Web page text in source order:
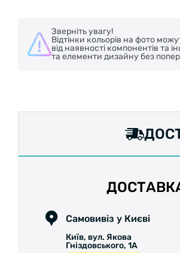
Зверніть увагу!
Відтінки кольорів на фото
від наявності компонентів та
та елементи дизайну без
Самовивіз у Києві
Київ, вул. Якова
Гніздовського, 1А